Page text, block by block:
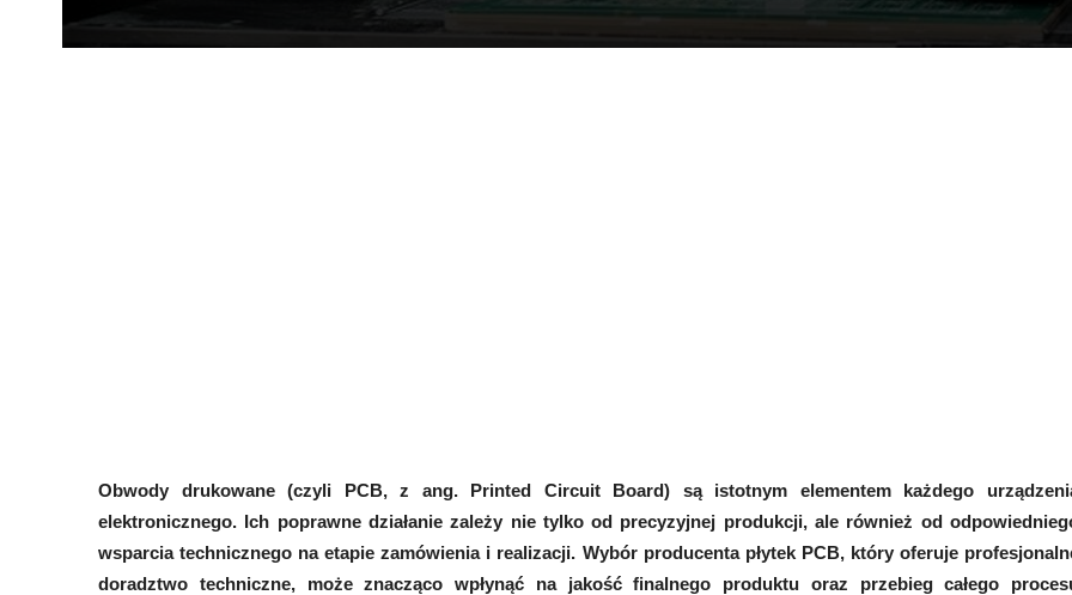
Obwody drukowane (czyli PCB, z ang. Printed Circuit Board) są istotnym elementem każdego
elektronicznego. Ich poprawne działanie zależy nie tylko od precyzyjnej produkcji, ale również od
wsparcia technicznego na etapie zamówienia i realizacji. Wybór producenta płytek PCB, który oferuje
doradztwo techniczne, może znacząco wpłynąć na jakość finalnego produktu oraz przebieg całego